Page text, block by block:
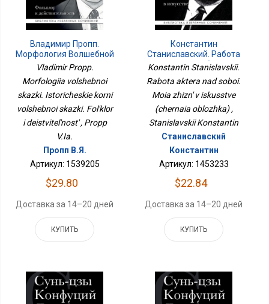
Владимир Пропп.
Морфология Волшебной
Сказки. Исторические
Корни Волшебной
Сказки. Фольклор И
Действительность
Vladimir Propp.
Morfologiia volshebnoi
skazki. Istoricheskie korni
volshebnoi skazki. Fol'klor
i deistvitel'nost' , Propp
V.Ia.
Пропп В.Я.
Артикул: 1539205
$29.80
Доставка за 14–20 дней
КУПИТЬ
Константин
Станиславский. Работа
Актера Над Собой. Моя
(черная Обложка)
Konstantin Stanislavskii.
Rabota aktera nad soboi.
Moia zhizn' v iskusstve
(chernaia oblozhka) ,
Stanislavskii Konstantin
Станиславский
Константин
Артикул: 1453233
$22.84
Доставка за 14–20 дней
КУПИТЬ